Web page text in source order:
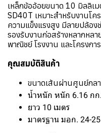
เหล็กข้ออ้อยขนาด 10 มิลลิเ
SD40T เหมาะสำหรับงานโ
ความแข็งแรงสูง มีลายปล้อง
รองรับงานก่อสร้างหลากหล
พาณิชย์ โรงงาน และโครงก
คุณสมบัติสินค้า
ขนาดเส้นผ่านศูนย์กล
น้ำหนัก หนัก 6.16 กก.
ยาว 10 เมตร
มาตรฐาน มอก. 24-